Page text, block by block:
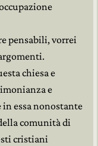
pensabili, vorrei
chiesa e
e
essa nonostante
comunità di
cristiani